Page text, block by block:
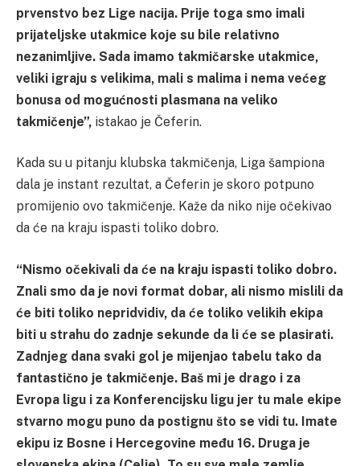
prvenstvo bez Lige nacija. Prije toga smo imali
prijateljske utakmice koje su bile relativno
nezanimljive. Sada imamo takmičarske utakmice,
veliki igraju s velikima, mali s malima i nema većeg
bonusa od mogućnosti plasmana na veliko
takmičenje”, istakao je Čeferin.
Kada su u pitanju klubska takmičenja, Liga šampiona
dala je instant rezultat, a Čeferin je skoro potpuno
promijenio ovo takmičenje. Kaže da niko nije očekivao
da će na kraju ispasti toliko dobro.
“Nismo očekivali da će na kraju ispasti toliko dobro.
Znali smo da je novi format dobar, ali nismo mislili da
će biti toliko nepridvidiv, da će toliko velikih ekipa
biti u strahu do zadnje sekunde da li će se plasirati.
Zadnjeg dana svaki gol je mijenjao tabelu tako da
fantastično je takmičenje. Baš mi je drago i za
Evropa ligu i za Konferencijsku ligu jer tu male ekipe
stvarno mogu puno da postignu što se vidi tu. Imate
ekipu iz Bosne i Hercegovine među 16. Druga je